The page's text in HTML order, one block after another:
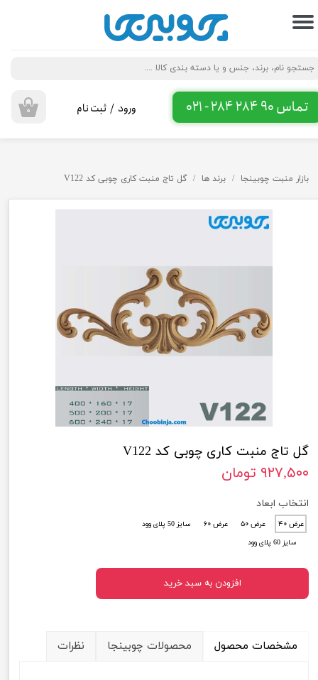
تماس 90 284 284 - 021 ۰ ورود / ثبت نام
حساب کاربری من
تغییر گذر واژه
سفارشات
خروج از حساب کاربری
بازار منبت چوبینجا برند ها گل تاج منبت کاری چوبی کد V122
گل تاج منبت کاری چوبی کد V122
۹۲۷,۵۰۰ تومان
انتخاب ابعاد
عرض ۴۰ عرض ۵۰ عرض ۶۰
سایز 50 پلای وود
سایز 60 پلای وود
افزودن به سبد خرید
مشخصات محصول محصولات چوبینجا نظرات